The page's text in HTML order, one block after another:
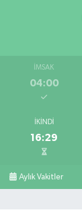
İMSAK
04:00
İKINDI
16:29
Aylık Vakitler